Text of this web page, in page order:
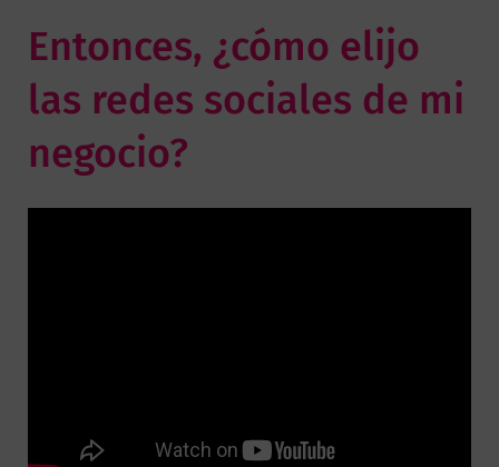
Entonces, ¿cómo elijo
las redes sociales de mi
negocio?